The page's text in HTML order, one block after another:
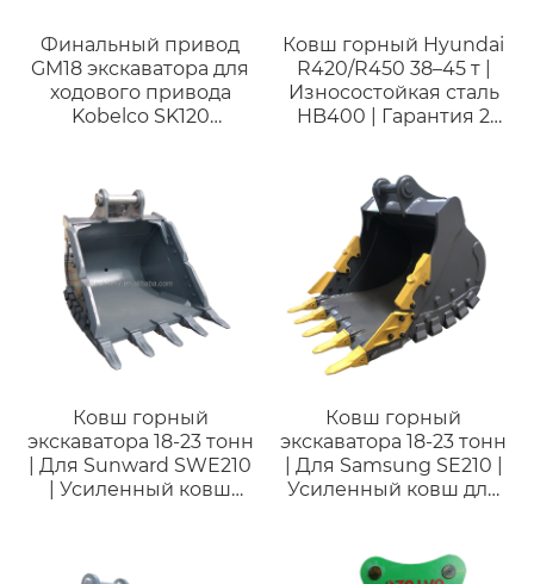
Финальный привод
GM18 экскаватора для
ходового привода
Kobelco SK120
Ковш горный Hyundai
R420/R450 38–45 т |
Износостойкая сталь
HB400 | Гарантия 2
Ковш горный
экскаватора 18-23 тонн
| Для Sunward SWE210
| Усиленный ковш
Ковш горный
экскаватора 18-23 тонн
| Для Samsung SE210 |
Усиленный ковш для